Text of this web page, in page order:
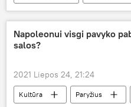
Napoleonui visgi pavyko
salos?
2021 Liepos 24, 21:24
Kultūra Paryžius